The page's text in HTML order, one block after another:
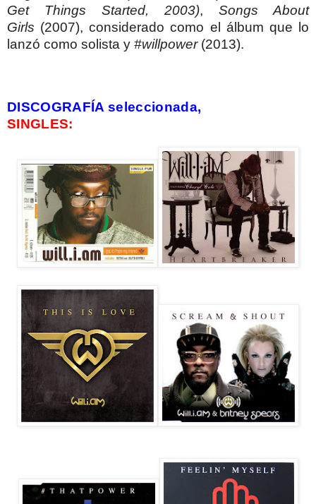
Get Things Started, 2003), Songs About
Girls (2007), considerado como el álbum que lo
lanzó como solista y #willpower(2013).
DISCOGRAFÍA seleccionada,
SINGLES: